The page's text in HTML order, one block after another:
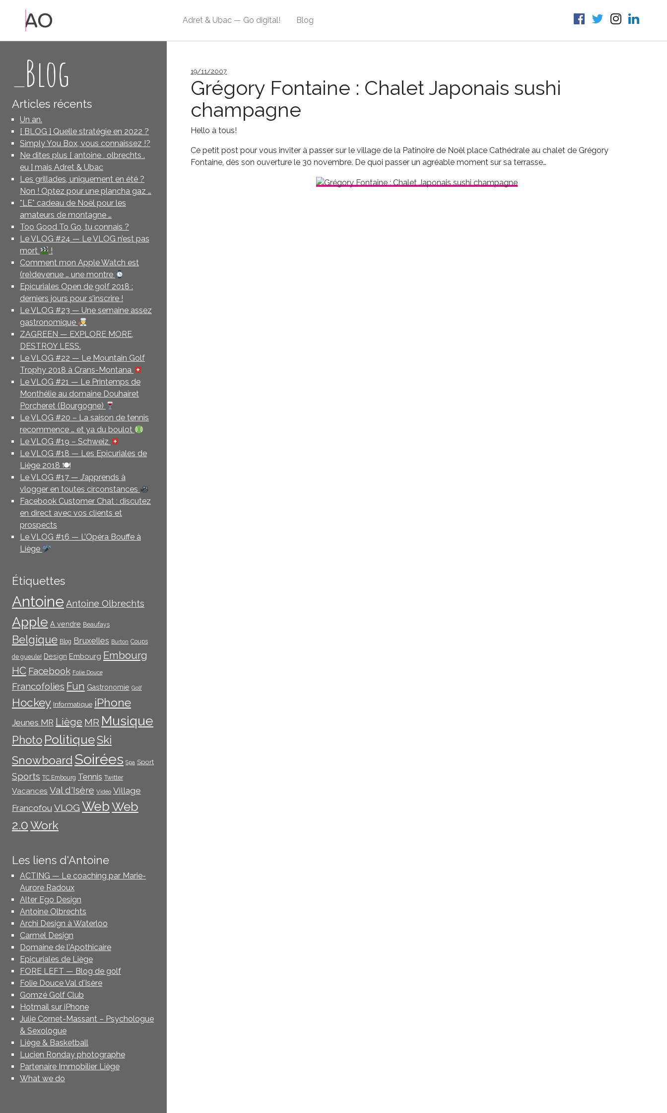
Adret & Ubac — Go digital! Blog
_Blog
Articles récents
Un an.
[ BLOG ] Quelle stratégie en 2022 ?
Simply You Box, vous connaissez !?
Ne dites plus [ antoine . olbrechts .
eu ] mais Adret & Ubac
Les grillades, uniquement en été ?
Non ! Optez pour une plancha gaz …
*LE* cadeau de Noël pour les
amateurs de montagne …
Too Good To Go, tu connais ?
Le VLOG #24 — Le VLOG n’est pas
mort
!
Comment mon Apple Watch est
(re)devenue … une montre
Epicuriales Open de golf 2018 :
derniers jours pour s’inscrire !
Le VLOG #23 — Une semaine assez
gastronomique
ZAGREEN — EXPLORE MORE,
DESTROY LESS.
Le VLOG #22 — Le Mountain Golf
Trophy 2018 à Crans-Montana
Le VLOG #21 — Le Printemps de
Monthélie au domaine Douhairet
Porcheret (Bourgogne)
Le VLOG #20 – La saison de tennis
recommence … et ya du boulot
Le VLOG #19 – Schweiz
Le VLOG #18 — Les Epicuriales de
Liège 2018 🍽
Le VLOG #17 — J’apprends à
vlogger en toutes circonstances
Facebook Customer Chat : discutez
en direct avec vos clients et
prospects
Le VLOG #16 — L’Opéra Bouffe à
Liège
Étiquettes
Antoine Antoine Olbrechts
Apple A vendre Beaufays
Belgique Blog Bruxelles Burton Coups
de gueule! Design Embourg Embourg
HC Facebook Folie Douce
Francofolies Fun Gastronomie Golf
Hockey Informatique iPhone
Jeunes MR Liège MR Musique
Photo PolitiqueSki
Snowboard Soirées Spa Sport
Sports TC Embourg Tennis Twitter
Vacances Val d'Isère Vidéo Village
Francofou VLOG WebWeb
2.0Work
Les liens d'Antoine
ACTING — Le coaching par Marie-
Aurore Radoux
Alter Ego Design
Antoine Olbrechts
Archi Design à Waterloo
Carmel Design
Domaine de l'Apothicaire
Epicuriales de Liège
FORE LEFT — Blog de golf
Folie Douce Val d'Isère
Gomzé Golf Club
Hotmail sur iPhone
Julie Cornet-Massant – Psychologue
& Sexologue
Liège & Basketball
Lucien Ronday photographe
Partenaire Immobilier Liège
What we do
Publié
19/11/2007
Grégory Fontaine : Chalet Japonais sushi
champagne
Hello à tous!
Ce petit post pour vous inviter à passer sur le village de la Patinoire de Noël place Cathédrale au chalet de Grégory
Fontaine, dès son ouverture le 30 novembre. De quoi passer un agréable moment sur sa terrasse…